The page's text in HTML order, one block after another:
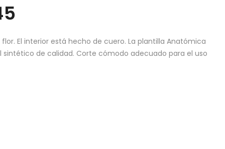
El interior está hecho de cuero. La plantilla Anatómica
de calidad. Corte cómodo adecuado para el uso